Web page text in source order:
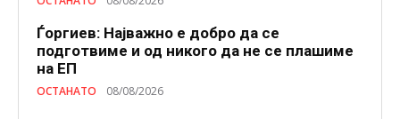
Ѓоргиев: Најважно е добро да се
подготвиме и од никого да не се плашиме
на ЕП
ОСТАНАТО 08/08/2026